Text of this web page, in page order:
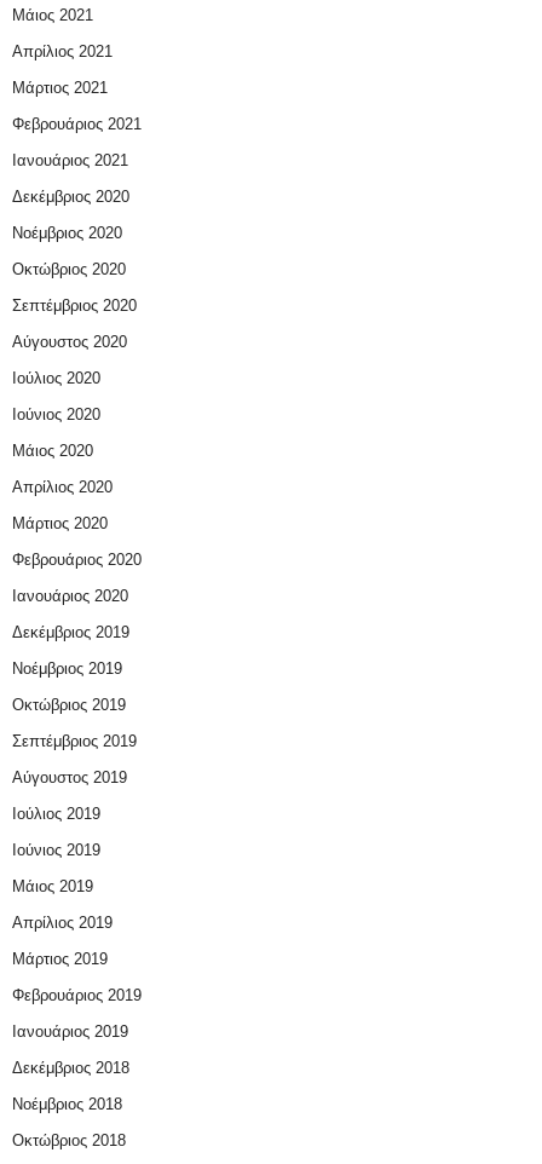
Μάιος 2021
Απρίλιος 2021
Μάρτιος 2021
Φεβρουάριος 2021
Ιανουάριος 2021
Δεκέμβριος 2020
Νοέμβριος 2020
Οκτώβριος 2020
Σεπτέμβριος 2020
Αύγουστος 2020
Ιούλιος 2020
Ιούνιος 2020
Μάιος 2020
Απρίλιος 2020
Μάρτιος 2020
Φεβρουάριος 2020
Ιανουάριος 2020
Δεκέμβριος 2019
Νοέμβριος 2019
Οκτώβριος 2019
Σεπτέμβριος 2019
Αύγουστος 2019
Ιούλιος 2019
Ιούνιος 2019
Μάιος 2019
Απρίλιος 2019
Μάρτιος 2019
Φεβρουάριος 2019
Ιανουάριος 2019
Δεκέμβριος 2018
Νοέμβριος 2018
Οκτώβριος 2018